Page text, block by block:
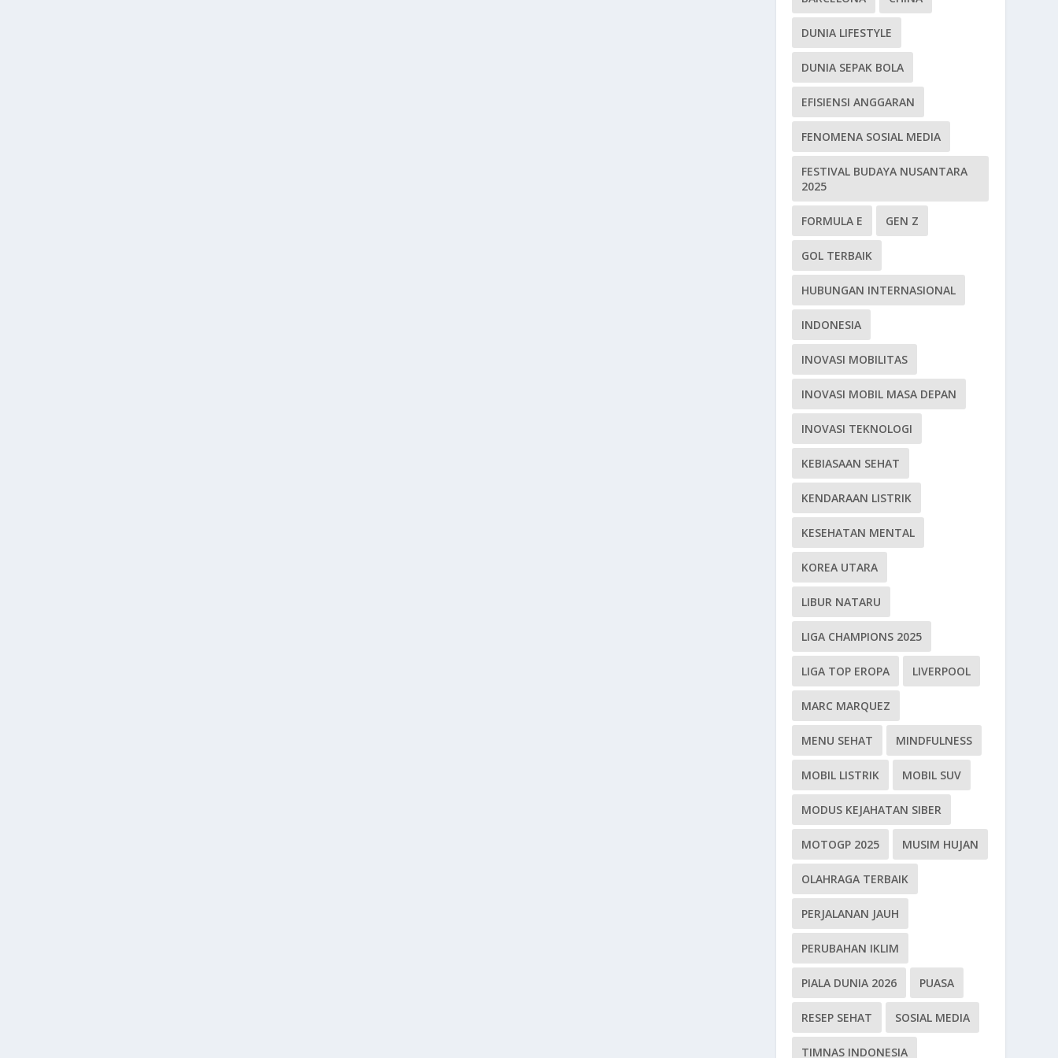
DUNIA LIFESTYLE
DUNIA SEPAK BOLA
EFISIENSI ANGGARAN
FENOMENA SOSIAL MEDIA
FESTIVAL BUDAYA NUSANTARA
2025
FORMULA E GEN Z
GOL TERBAIK
HUBUNGAN INTERNASIONAL
INDONESIA
INOVASI MOBILITAS
INOVASI MOBIL MASA DEPAN
INOVASI TEKNOLOGI
KEBIASAAN SEHAT
KENDARAAN LISTRIK
KESEHATAN MENTAL
KOREA UTARA
LIBUR NATARU
LIGA CHAMPIONS 2025
LIGA TOP EROPA LIVERPOOL
MARC MARQUEZ
MENU SEHAT MINDFULNESS
MOBIL LISTRIK MOBIL SUV
MODUS KEJAHATAN SIBER
MOTOGP 2025 MUSIM HUJAN
OLAHRAGA TERBAIK
PERJALANAN JAUH
PERUBAHAN IKLIM
PIALA DUNIA 2026 PUASA
RESEP SEHAT SOSIAL MEDIA
TIMNAS INDONESIA